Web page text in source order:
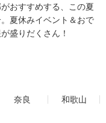
おすすめする、この夏
夏休みイベント＆おで
盛りだくさん！
奈良
和歌山